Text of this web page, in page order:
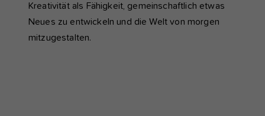
Kreativität als Fähigkeit, gemeinschaftlich etwas
Neues zu entwickeln und die Welt von morgen
mitzugestalten.